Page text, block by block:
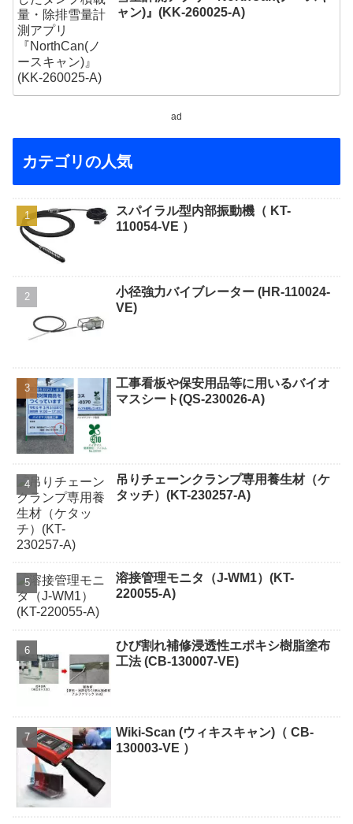
ャン)』(KK-260025-A)
ad
カテゴリの人気
スパイラル型内部振動機（ KT-
110054-VE ）
小径強力バイブレーター (HR-110024-
VE)
工事看板や保安用品等に用いるバイオ
マスシート(QS-230026-A)
吊りチェーンクランプ専用養生材（ケ
タッチ）(KT-230257-A)
溶接管理モニタ（J-WM1）(KT-
220055-A)
ひび割れ補修浸透性エポキシ樹脂塗布
工法 (CB-130007-VE)
Wiki-Scan (ウィキスキャン)（ CB-
130003-VE ）